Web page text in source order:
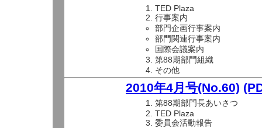
TED Plaza
行事案内
部門企画行事案内
部門関連行事案内
国際会議案内
第88期部門組織
その他
2010年4月号(No.60)
第88期部門長あいさつ
TED Plaza
委員会活動報告